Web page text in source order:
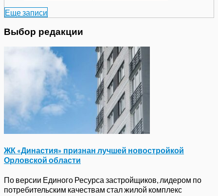
Еще записи
Выбор редакции
ЖК «Династия» признан лучшей новостройкой
Орловской области
По версии Единого Ресурса застройщиков, лидером по
потребительским качествам стал жилой комплекс